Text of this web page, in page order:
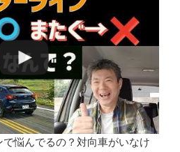
悩んでるの？対向車がいなけ